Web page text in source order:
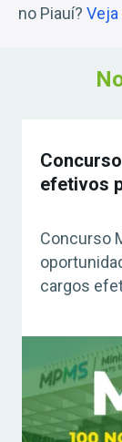
no Piauí? Veja
efetivos
Concurso
cargos